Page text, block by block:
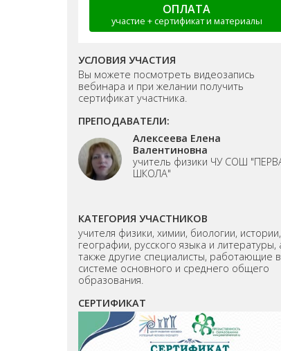
ОПЛАТА
участие + сертификат и материалы
УСЛОВИЯ УЧАСТИЯ
Вы можете посмотреть видеозапись
вебинара и при желании получить
сертификат участника.
ПРЕПОДАВАТЕЛИ:
Алексеева Елена
Валентиновна
учитель физики ЧУ СОШ
ШКОЛА"
КАТЕГОРИЯ УЧАСТНИКОВ
учителя физики, химии, биологии, истории,
географии, русского языка и литературы,
также другие специалисты, работающие в
системе основного и среднего общего
образования.
СЕРТИФИКАТ